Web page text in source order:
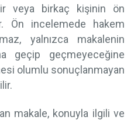
veya birkaç kişinin ön
Ön incelemede hakem
yalnızca makalenin
geçip geçmeyeceğine
olumlu sonuçlanmayan
makale, konuyla ilgili ve